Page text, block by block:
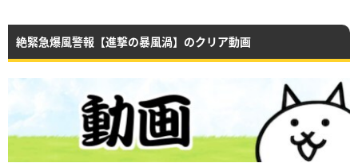
絶緊急爆風警報【進撃の暴風渦】のクリア動画